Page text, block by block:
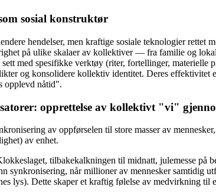
sosial konstruktør
hendelser, men kraftige sosiale teknologier rettet
på ulike skalaer av kollektiver — fra familie og
med spesifikke verktøy (riter, fortellinger, materielle
og konsolidere kollektiv identitet. Deres effektivitet
opplevd nåtid".
opprettelse av kollektivt "vi"
av oppførselen til store masser av
av enhet.
tilbakekalkningen til midnatt, julemesse på
synkronisering, når millioner av mennesker samtidig
lys). Dette skaper et kraftig følelse av medvirkning til